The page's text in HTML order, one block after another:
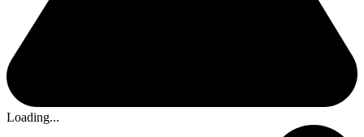
Loading...